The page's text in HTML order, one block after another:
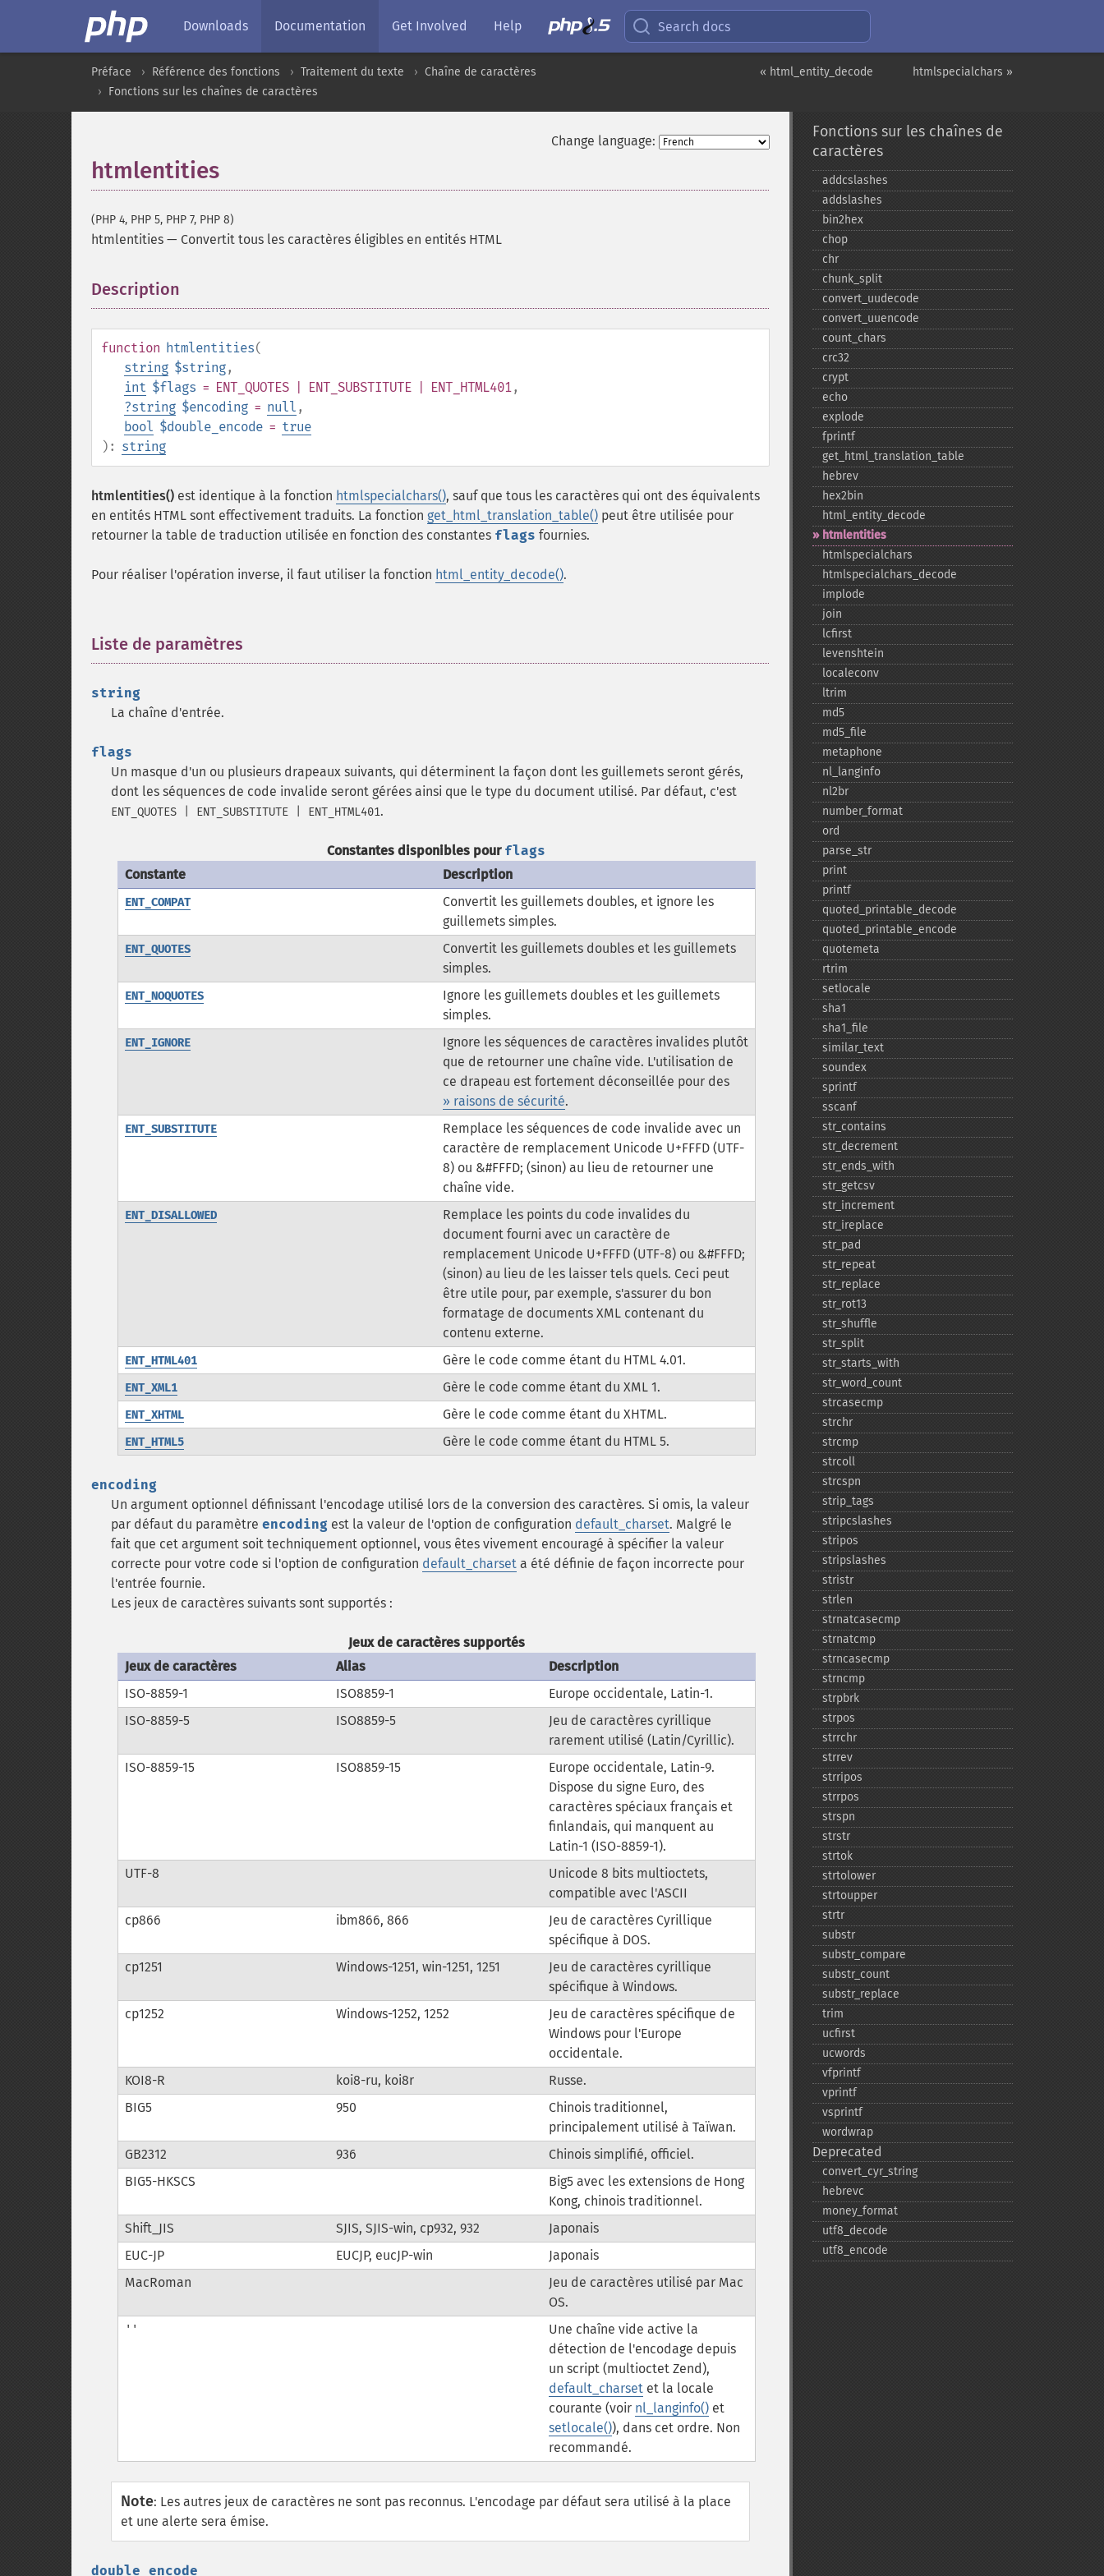
Downloads Documentation Get Involved Help Search docs
htmlspecialchars »
« html_entity_decode
Préface Référence des fonctions Traitement du texte
Chaîne de caractères
Fonctions sur les chaînes de caractères
Change language:
htmlentities
(PHP 4, PHP 5, PHP 7, PHP 8)
htmlentities — Convertit tous les caractères éligibles en entités HTML
Description
function htmlentities(
string $string,
int $flags = ENT_QUOTES | ENT_SUBSTITUTE | ENT_HTML401,
?string $encoding = null ,
bool $double_encode = true
): string
htmlentities() est identique à la fonction htmlspecialchars(), sauf que tous les caractères qui ont des équivalents
en entités HTML sont effectivement traduits. La fonction get_html_translation_table() peut être utilisée pour
retourner la table de traduction utilisée en fonction des constantes flags fournies.
Pour réaliser l'opération inverse, il faut utiliser la fonction html_entity_decode().
Liste de paramètres
string
La chaîne d'entrée.
flags
Un masque d'un ou plusieurs drapeaux suivants, qui déterminent la façon dont les guillemets seront gérés,
dont les séquences de code invalide seront gérées ainsi que le type du document utilisé. Par défaut, c'est
ENT_QUOTES | ENT_SUBSTITUTE | ENT_HTML401.
Constantes disponibles pour flags
Constante
Description
ENT_COMPAT
Convertit les guillemets doubles, et ignore les
guillemets simples.
ENT_QUOTES
Convertit les guillemets doubles et les guillemets
simples.
ENT_NOQUOTES
Ignore les guillemets doubles et les guillemets
simples.
ENT_IGNORE
Ignore les séquences de caractères invalides plutôt
que de retourner une chaîne vide. L'utilisation de
ce drapeau est fortement déconseillée pour des
» raisons de sécurité.
ENT_SUBSTITUTE
Remplace les séquences de code invalide avec un
caractère de remplacement Unicode U+FFFD (UTF-
8) ou &#FFFD; (sinon) au lieu de retourner une
chaîne vide.
ENT_DISALLOWED
Remplace les points du code invalides du
document fourni avec un caractère de
remplacement Unicode U+FFFD (UTF-8) ou &#FFFD;
(sinon) au lieu de les laisser tels quels. Ceci peut
être utile pour, par exemple, s'assurer du bon
formatage de documents XML contenant du
contenu externe.
ENT_HTML401 Gère le code comme étant du HTML 4.01.
ENT_XML1 Gère le code comme étant du XML 1.
ENT_XHTML Gère le code comme étant du XHTML.
ENT_HTML5 Gère le code comme étant du HTML 5.
encoding
Un argument optionnel définissant l'encodage utilisé lors de la conversion des caractères. Si omis, la valeur
par défaut du paramètre encoding est la valeur de l'option de configuration default_charset. Malgré le
fait que cet argument soit techniquement optionnel, vous êtes vivement encouragé à spécifier la valeur
correcte pour votre code si l'option de configuration default_charset a été définie de façon incorrecte pour
l'entrée fournie.
Les jeux de caractères suivants sont supportés :
Jeux de caractères supportés
Jeux de caractères
Alias
Description
ISO-8859-1
ISO8859-1
Europe occidentale, Latin-1.
ISO-8859-5
ISO8859-5
Jeu de caractères cyrillique
rarement utilisé (Latin/Cyrillic).
ISO-8859-15
ISO8859-15
Europe occidentale, Latin-9.
Dispose du signe Euro, des
caractères spéciaux français et
finlandais, qui manquent au
Latin-1 (ISO-8859-1).
UTF-8
Unicode 8 bits multioctets,
compatible avec l'ASCII
cp866
ibm866, 866
Jeu de caractères Cyrillique
spécifique à DOS.
cp1251
Windows-1251, win-1251, 1251
Jeu de caractères cyrillique
spécifique à Windows.
cp1252
Windows-1252, 1252
Jeu de caractères spécifique de
Windows pour l'Europe
occidentale.
KOI8-R
koi8-ru, koi8r
Russe.
BIG5
950
Chinois traditionnel,
principalement utilisé à Taïwan.
GB2312
936
Chinois simplifié, officiel.
BIG5-HKSCS
Big5 avec les extensions de Hong
Kong, chinois traditionnel.
Shift_JIS
SJIS, SJIS-win, cp932, 932
Japonais
EUC-JP
EUCJP, eucJP-win
Japonais
MacRoman
Jeu de caractères utilisé par Mac
OS.
''
Une chaîne vide active la
détection de l'encodage depuis
un script (multioctet Zend),
default_charsetet la locale
courante (voir nl_langinfo()et
setlocale()), dans cet ordre. Non
recommandé.
Note: Les autres jeux de caractères ne sont pas reconnus. L'encodage par défaut sera utilisé à la place
et une alerte sera émise.
double_encode
Fonctions sur les chaînes de
caractères
addcslashes
addslashes
bin2hex
chop
chr
chunk_​split
convert_​uudecode
convert_​uuencode
count_​chars
crc32
crypt
echo
explode
fprintf
get_​html_​translation_​table
hebrev
hex2bin
html_​entity_​decode
htmlentities
htmlspecialchars
htmlspecialchars_​decode
implode
join
lcfirst
levenshtein
localeconv
ltrim
md5
md5_​file
metaphone
nl_​langinfo
nl2br
number_​format
ord
parse_​str
print
printf
quoted_​printable_​decode
quoted_​printable_​encode
quotemeta
rtrim
setlocale
sha1
sha1_​file
similar_​text
soundex
sprintf
sscanf
str_​contains
str_​decrement
str_​ends_​with
str_​getcsv
str_​increment
str_​ireplace
str_​pad
str_​repeat
str_​replace
str_​rot13
str_​shuffle
str_​split
str_​starts_​with
str_​word_​count
strcasecmp
strchr
strcmp
strcoll
strcspn
strip_​tags
stripcslashes
stripos
stripslashes
stristr
strlen
strnatcasecmp
strnatcmp
strncasecmp
strncmp
strpbrk
strpos
strrchr
strrev
strripos
strrpos
strspn
strstr
strtok
strtolower
strtoupper
strtr
substr
substr_​compare
substr_​count
substr_​replace
trim
ucfirst
ucwords
vfprintf
vprintf
vsprintf
wordwrap
Deprecated
convert_​cyr_​string
hebrevc
money_​format
utf8_​decode
utf8_​encode